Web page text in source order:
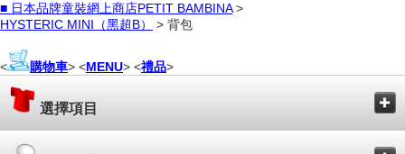
■ 日本品牌童裝網上商店PETIT BAMBINA>
HYSTERIC MINI（黑超B）
> 背包
< 購物車> <MENU> <禮品>
選擇項目